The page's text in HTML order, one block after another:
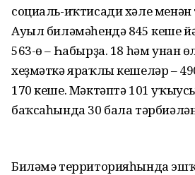
социаль-иҡтисади хәле
Ауыл биләмәһендә 845 кеше
563-ө – Һабырҙа. 18 һәм унан
хеҙмәткә яраҡлы кешеләр –
170 кеше. Мәктәптә 101
баҡсаһында 30 бала
Биләмә территорияһында